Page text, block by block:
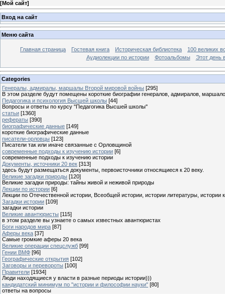
[Мой сайт]
Вход на сайт
Меню сайта
Главная страница Гостевая книга Историческая библиотека
100 великих
Аудиолекции по истории
Фотоальбомы Этот день
Categories
Генералы, адмиралы, маршалы Второй мировой войны [295]
В этом разделе будут помещены короткие биографии генералов, адмиралов,
Педагогика и психология Высшей школы [44]
Вопросы и ответы по курсу "Педагогика Высшей школы"
статьи [1360]
рефераты [390]
биографические данные [149]
короткие биографические данные
писатели-орловцы [123]
Писатели так или иначе связанные с Орловщиной
современные подходы к изучению истории [6]
современные подходы к изучению истории
Документы, источники 20 век [313]
здесь будут размещаться документы, первоисточники относящиеся к 20 веку.
Великие загадки природы [120]
Великие загадки природы: тайны живой и неживой природы
Лекции по истории [6]
Лекции по Отечественной истории, Всеобщей истории, истории литературы, истории
Загадки истории [109]
загадки истории
Великие авантюристы [115]
в этом разделе вы узнаете о самых известных авантюристах
Боги народов мира [87]
Аферы века [37]
Самые громкие аферы 20 века
Великие операции спецслужб [99]
Гении ВМФ [96]
Географические открытия [102]
Заговоры и перевороты [100]
Правители [1934]
Люди находящиеся у власти в разные периоды истории)))
кандидатский минимум по "истории и философии науки" [80]
ответы на вопросы